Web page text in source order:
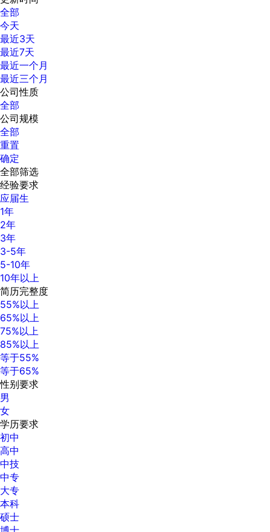
全部
今天
最近3天
最近7天
最近一个月
最近三个月
公司性质
全部
公司规模
全部
重置
确定
全部筛选
经验要求
应届生
1年
2年
3年
3-5年
5-10年
10年以上
简历完整度
55%以上
65%以上
75%以上
85%以上
等于55%
等于65%
性别要求
男
女
学历要求
初中
高中
中技
中专
大专
本科
硕士